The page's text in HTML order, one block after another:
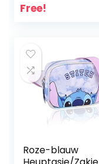
Free!
Roze-blauw